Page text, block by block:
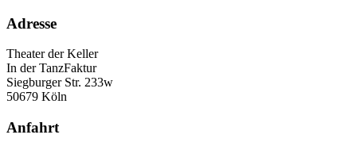
Adresse
Theater der Keller
In der TanzFaktur
Siegburger Str. 233w
50679 Köln
Anfahrt